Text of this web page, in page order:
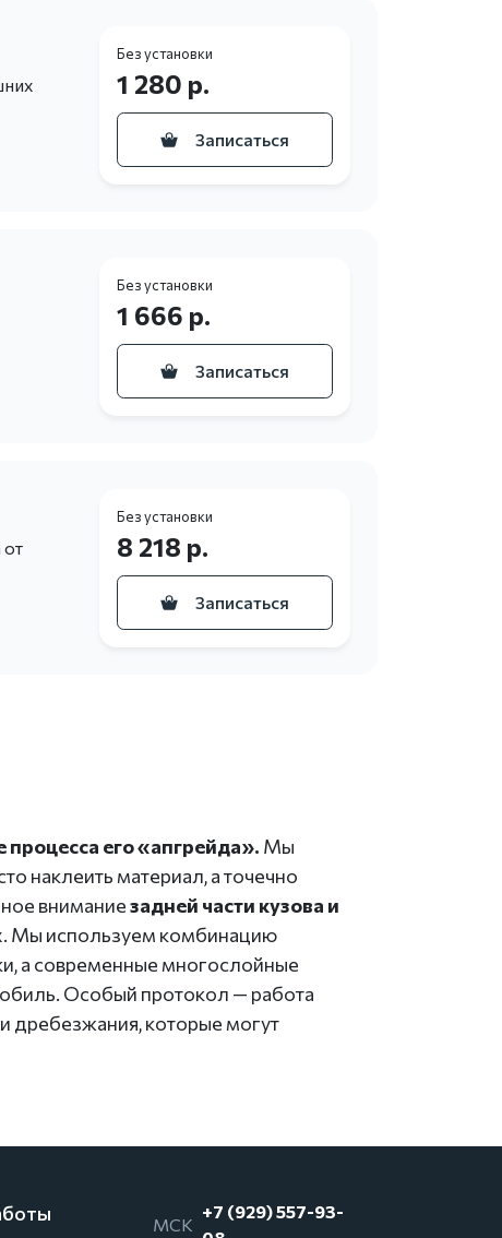
Без установки
1 280 р.
Записаться
Без установки
1 666 р.
Записаться
Без установки
8 218 р.
Записаться
его «апгрейда». Мы
наклеить материал, а точечно
вниманиезадней части кузова и
Мы используем комбинацию
а современные многослойные
Особый протокол — работа
дребезжания, которые могут
МСК
+7 (929) 557-93-